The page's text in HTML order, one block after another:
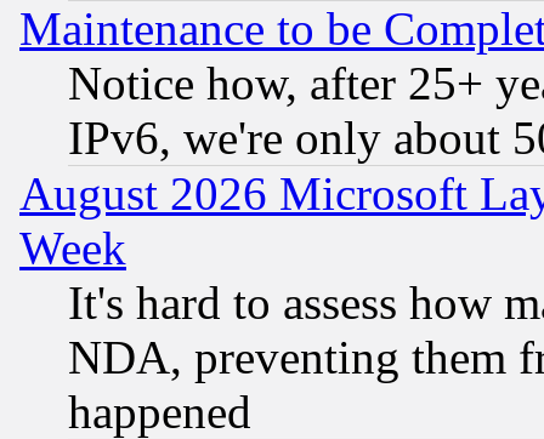
Maintenance to be
Notice how, after 25+
IPv6, we're only about
August 2026 Microsoft
Week
It's hard to assess how
NDA, preventing them
happened